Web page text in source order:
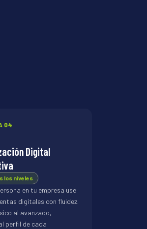
04
Digital
los niveles
en tu empresa use
digitales con fluidez.
al avanzado,
perfil de cada